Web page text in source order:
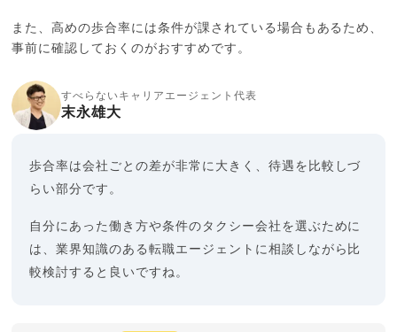
また、高めの歩合率には条件が課されている場合もあるため、
事前に確認しておくのがおすすめです。
すべらないキャリアエージェント代表
末永雄大
歩合率は会社ごとの差が非常に大きく、待遇を比較しづ
らい部分です。
自分にあった働き方や条件のタクシー会社を選ぶために
は、業界知識のある転職エージェントに相談しながら比
較検討すると良いですね。